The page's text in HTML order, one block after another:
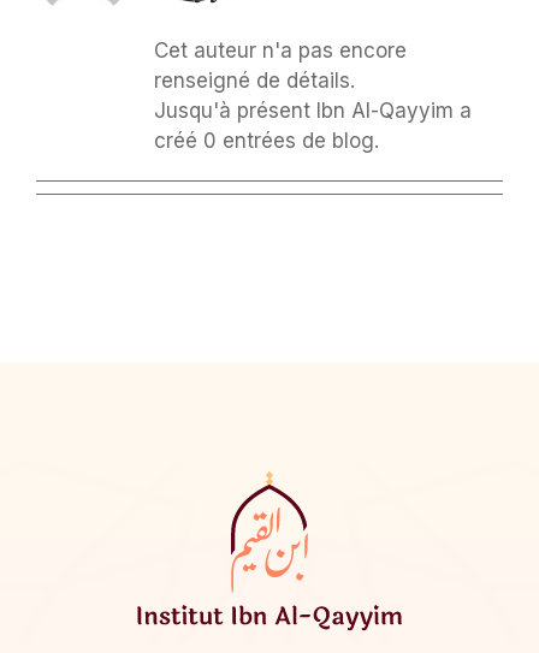
Cet auteur n'a pas encore
renseigné de détails.
Jusqu'à présent Ibn Al-Qayyim a
créé 0 entrées de blog.